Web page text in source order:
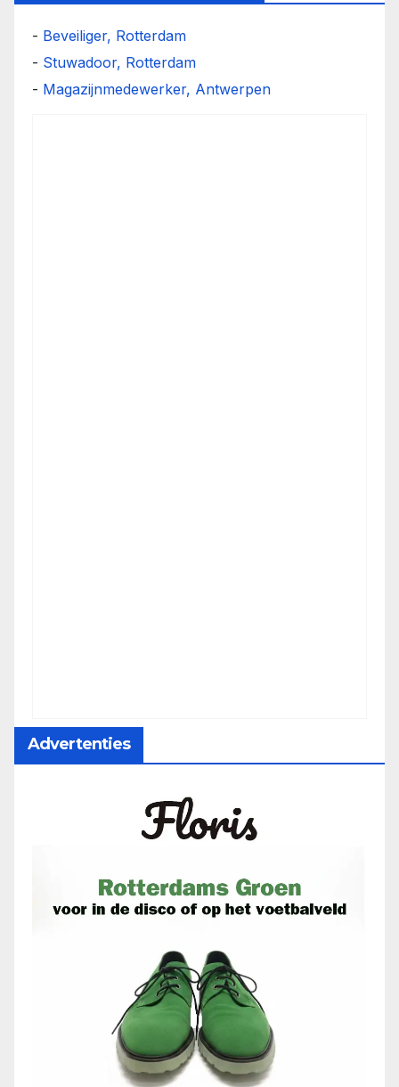
- Beveiliger, Rotterdam
- Stuwadoor, Rotterdam
- Magazijnmedewerker, Antwerpen
Advertenties